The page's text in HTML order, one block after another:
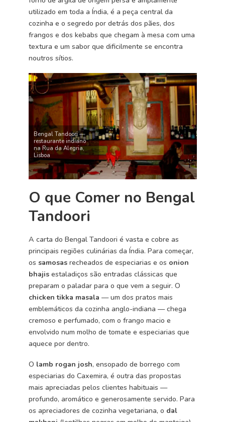
utilizado em toda a Índia, é a peça central da
cozinha e o segredo por detrás dos pães, dos
frangos e dos kebabs que chegam à mesa com uma
textura e um sabor que dificilmente se encontra
noutros sítios.
Bengal Tandoori —
restaurante indiano
na Rua da Alegria,
Lisboa
O que Comer no Bengal
Tandoori
A carta do Bengal Tandoori é vasta e cobre as
principais regiões culinárias da Índia. Para começar,
os samosasrecheados de especiarias e os onion
bhajisestaladiços são entradas clássicas que
preparam o paladar para o que vem a seguir. O
chicken tikka masala — um dos pratos mais
emblemáticos da cozinha anglo-indiana — chega
cremoso e perfumado, com o frango macio e
envolvido num molho de tomate e especiarias que
aquece por dentro.
O lamb rogan josh, ensopado de borrego com
especiarias do Caxemira, é outra das propostas
mais apreciadas pelos clientes habituais —
profundo, aromático e generosamente servido. Para
os apreciadores de cozinha vegetariana, o dal